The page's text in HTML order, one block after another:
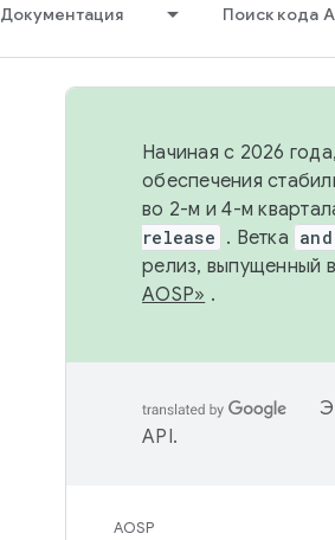
Документация Поиск кода
Начиная с 2026
обеспечения
во 2-м и 4-м
release . Ветка
релиз, выпущенный
AOSP» .
API.
AOSP